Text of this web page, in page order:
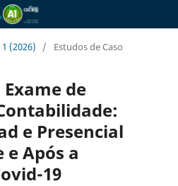
(2026) / Estudos de Caso
de
e Presencial
Após a
19